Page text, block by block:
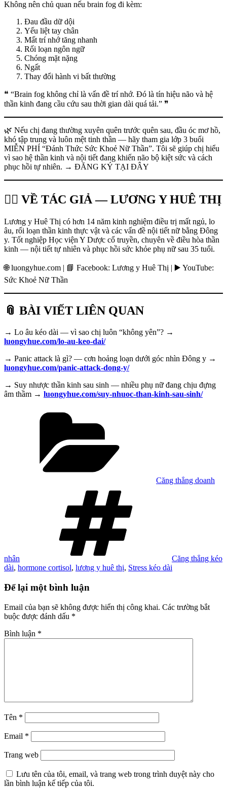
Không nên chủ quan nếu brain fog đi kèm:
Đau đầu dữ dội
Yếu liệt tay chân
Mất trí nhớ tăng nhanh
Rối loạn ngôn ngữ
Chóng mặt nặng
Ngất
Thay đổi hành vi bất thường
❝ “Brain fog không chỉ là vấn đề trí nhớ. Đó là tín hiệu não và hệ
thần kinh đang cầu cứu sau thời gian dài quá tải.” ❞
🌿 Nếu chị đang thường xuyên quên trước quên sau, đầu óc mơ hồ,
khó tập trung và luôn mệt tinh thần — hãy tham gia lớp 3 buổi
MIỄN PHÍ “Đánh Thức Sức Khoẻ Nữ Thần”. Tôi sẽ giúp chị hiểu
vì sao hệ thần kinh và nội tiết đang khiến não bộ kiệt sức và cách
phục hồi tự nhiên. → ĐĂNG KÝ TẠI ĐÂY
👩‍⚕️ VỀ TÁC GIẢ — LƯƠNG Y HUÊ THỊ
Lương y Huê Thị có hơn 14 năm kinh nghiệm điều trị mất ngủ, lo
âu, rối loạn thần kinh thực vật và các vấn đề nội tiết nữ bằng Đông
y. Tốt nghiệp Học viện Y Dược cổ truyền, chuyên về điều hòa thần
kinh — nội tiết tự nhiên và phục hồi sức khỏe phụ nữ sau 35 tuổi.
🌐 luongyhue.com | 📘 Facebook: Lương y Huê Thị | ▶️ YouTube:
Sức Khoẻ Nữ Thần
📎 BÀI VIẾT LIÊN QUAN
→ Lo âu kéo dài — vì sao chị luôn “không yên”? →
luongyhue.com/lo-au-keo-dai/
→ Panic attack là gì? — cơn hoảng loạn dưới góc nhìn Đông y →
luongyhue.com/panic-attack-dong-y/
→ Suy nhược thần kinh sau sinh — nhiều phụ nữ đang chịu đựng
âm thầm → luongyhue.com/suy-nhuoc-than-kinh-sau-sinh/
Căng thẳng doanh
nhân
Căng thẳng kéo
dài, hormone cortisol, lương y huê thị, Stress kéo dài
Để lại một bình luận
Email của bạn sẽ không được hiển thị công khai. Các trường bắt
buộc được đánh dấu *
Bình luận *
Tên *
Email *
Trang web
Lưu tên của tôi, email, và trang web trong trình duyệt này cho
lần bình luận kế tiếp của tôi.